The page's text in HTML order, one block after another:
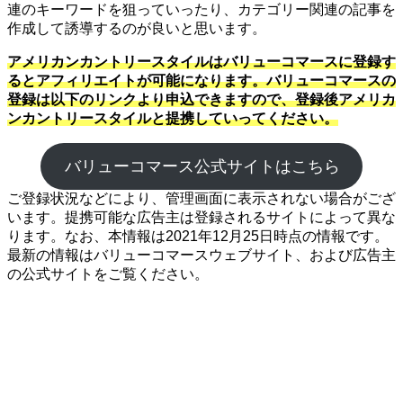
連のキーワードを狙っていったり、カテゴリー関連の記事を
作成して誘導するのが良いと思います。
アメリカンカントリースタイルはバリューコマースに登録す
るとアフィリエイトが可能になります。バリューコマースの
登録は以下のリンクより申込できますので、登録後アメリカ
ンカントリースタイルと提携していってください。
バリューコマース公式サイトはこちら
ご登録状況などにより、管理画面に表示されない場合がござ
います。提携可能な広告主は登録されるサイトによって異な
ります。なお、本情報は2021年12月25日時点の情報です。
最新の情報はバリューコマースウェブサイト、および広告主
の公式サイトをご覧ください。